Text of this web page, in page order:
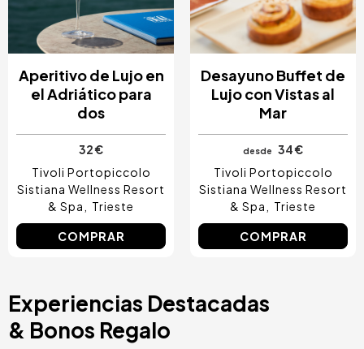
Aperitivo de Lujo en
el Adriático para
dos
32 €
Tivoli Portopiccolo
Sistiana Wellness Resort
& Spa
Trieste
COMPRAR
Desayuno Buffet de
Lujo con Vistas al
Mar
desde
34 €
Tivoli Portopiccolo
Sistiana Wellness Resort
& Spa
Trieste
COMPRAR
Experiencias Destacadas
& Bonos Regalo